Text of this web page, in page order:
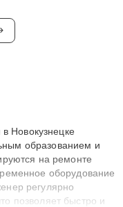
Новокузнецке
образованием и
на ремонте
оборудование
регулярно
позволяет быстро и